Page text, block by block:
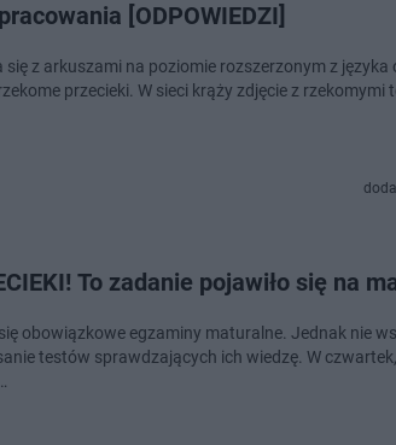
[ODPOWIEDZI]
z arkuszami na poziomie rozszerzonym z języka
przecieki. W sieci krąży zdjęcie z rzekomymi
To zadanie pojawiło się na
obowiązkowe egzaminy maturalne. Jednak nie
testów sprawdzających ich wiedzę. W